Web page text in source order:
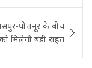
पोत्तनूर के बीच
मिलेगी बड़ी राहत